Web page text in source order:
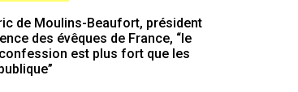
de Moulins-Beaufort, président
des évêques de France, “le
est plus fort que les